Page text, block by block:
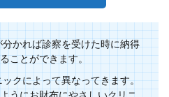
かれば診察を受けた時に納得
ことができます。
クによって異なってきます。